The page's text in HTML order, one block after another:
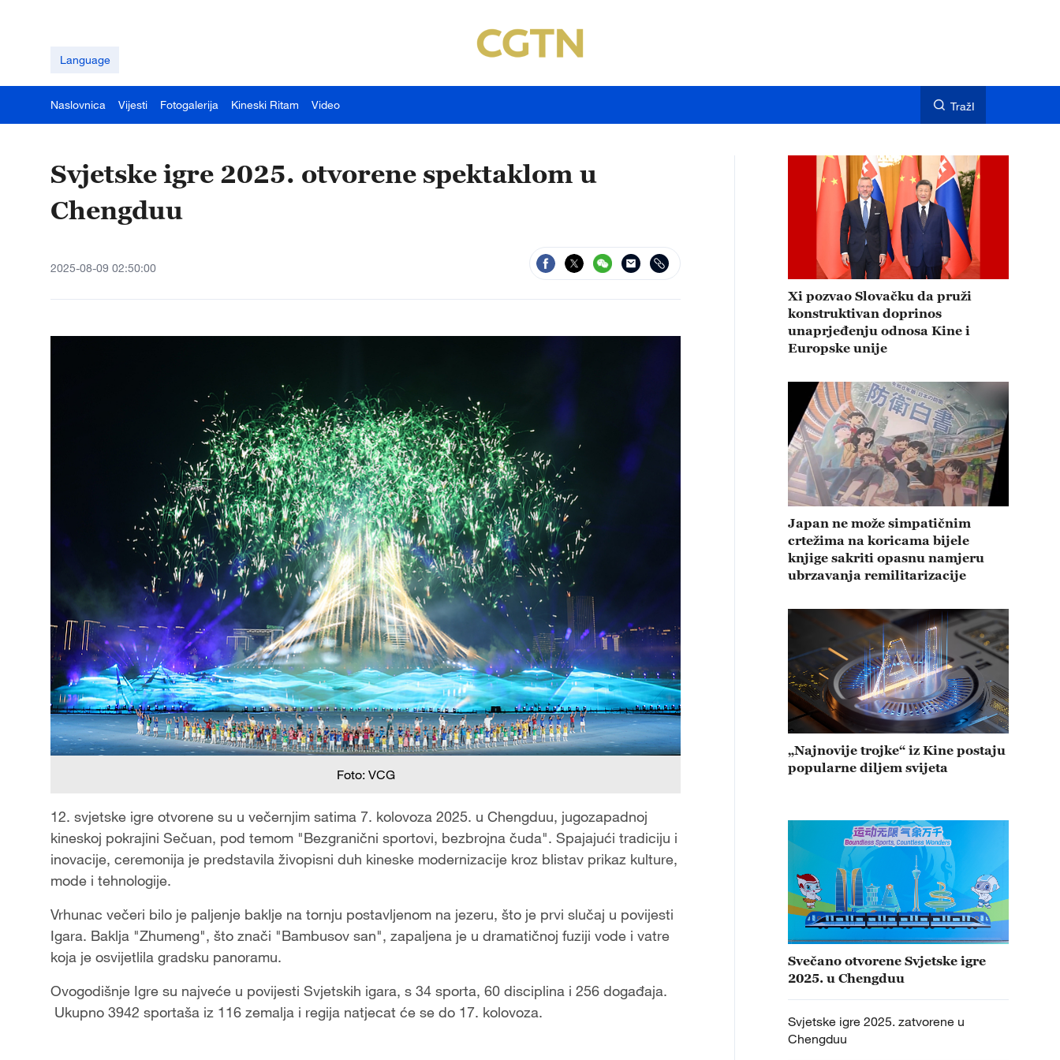
Language
Naslovnica Vijesti Fotogalerija Kineski Ritam Video TražI
Svjetske igre 2025. otvorene spektaklom u
Chengduu
2025-08-09 02:50:00
Foto: VCG
12. svjetske igre otvorene su u večernjim satima 7. kolovoza 2025. u Chengduu, jugozapadnoj
kineskoj pokrajini Sečuan, pod temom "Bezgranični sportovi, bezbrojna čuda". Spajajući tradiciju i
inovacije, ceremonija je predstavila živopisni duh kineske modernizacije kroz blistav prikaz kulture,
mode i tehnologije.
Vrhunac večeri bilo je paljenje baklje na tornju postavljenom na jezeru, što je prvi slučaj u povijesti
Igara. Baklja "Zhumeng", što znači "Bambusov san", zapaljena je u dramatičnoj fuziji vode i vatre
koja je osvijetlila gradsku panoramu.
Ovogodišnje Igre su najveće u povijesti Svjetskih igara, s 34 sporta, 60 disciplina i 256 događaja.
Ukupno 3942 sportaša iz 116 zemalja i regija natjecat će se do 17. kolovoza.
Xi pozvao Slovačku da pruži
konstruktivan doprinos
unaprjeđenju odnosa Kine i
Europske unije
Japan ne može simpatičnim
crtežima na koricama bijele
knjige sakriti opasnu namjeru
ubrzavanja remilitarizacije
„Najnovije trojke“ iz Kine postaju
popularne diljem svijeta
Svečano otvorene Svjetske igre
2025. u Chengduu
Svjetske igre 2025. zatvorene u
Chengduu